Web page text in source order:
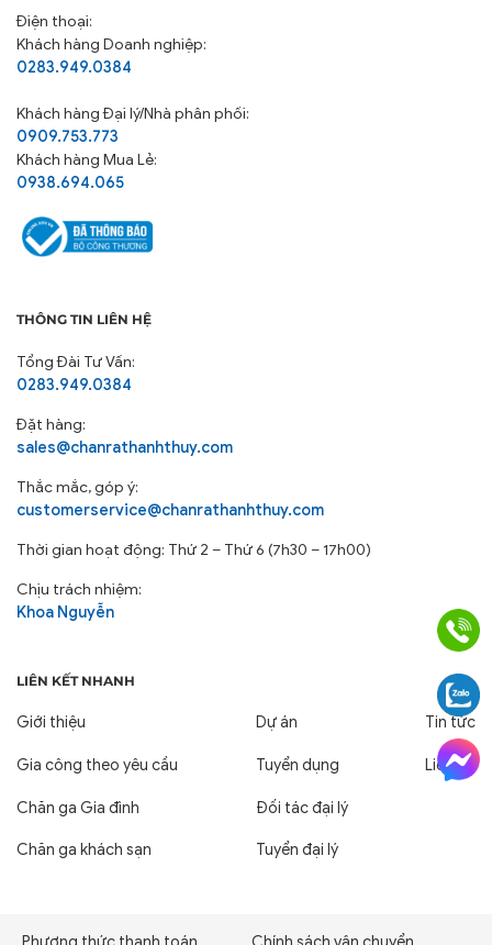
Điện thoại:
Khách hàng Doanh nghiệp:
0283.949.0384
Khách hàngĐại lý/Nhà phân phối:
0909.753.773
Khách hàng Mua Lẻ:
0938.694.065
THÔNG TIN LIÊN HỆ
Tổng Đài Tư Vấn:
0283.949.0384
Đặt hàng:
sales@chanrathanhthuy.com
Thắc mắc, góp ý:
customerservice@chanrathanhthuy.com
Thời gian hoạt động: Thứ 2 – Thứ 6 (7h30 – 17h00)
Chịu trách nhiệm:
Khoa Nguyễn
LIÊN KẾT NHANH
Giới thiệu
Gia công theo yêu cầu
Chăn ga Gia đình
Chăn ga khách sạn
Dự án
Tuyển dụng
Đối tác đại lý
Tuyển đại lý
Tin tức
Liên hệ